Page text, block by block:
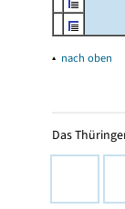
▴ nach oben
Das